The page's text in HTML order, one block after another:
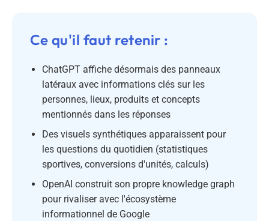
Ce qu'il faut retenir :
ChatGPT affiche désormais des panneaux
latéraux avec informations clés sur les
personnes, lieux, produits et concepts
mentionnés dans les réponses
Des visuels synthétiques apparaissent pour
les questions du quotidien (statistiques
sportives, conversions d'unités, calculs)
OpenAI construit son propre knowledge graph
pour rivaliser avec l'écosystème
informationnel de Google